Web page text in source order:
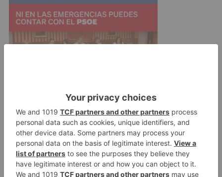
En otro orden de cosas, la Junta de Gobierno ha
dado luz verde al pago de 2,2 millones de euros
en concepto de la anualidad de la deuda
correspondiente al año 2017, que debe el
Ayuntamiento a la Junta por la construcción del